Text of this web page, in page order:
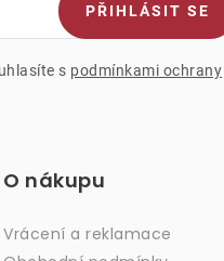
s podmínkami ochrany
PŘIHLÁSIT SE
O nákupu
Vrácení a reklamace